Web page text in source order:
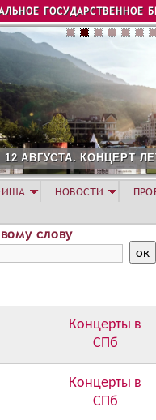
ГОСУДАРСТВЕННОЕ
12 АВГУСТА. КОНЦЕРТ
слову
Концерты в
СПб
Концерты в
СПб
НОВОСТИ